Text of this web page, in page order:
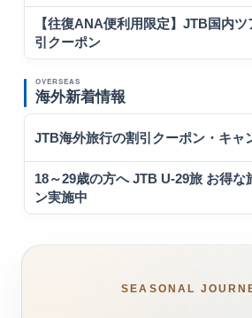
【往復ANA便利用限定】JTB国内
引クーポン
OVERSEAS
海外新着情報
JTB海外旅行の割引クーポン・キャ
18～29歳の方へ JTB U-29旅 お得な
ン実施中
SEASONAL